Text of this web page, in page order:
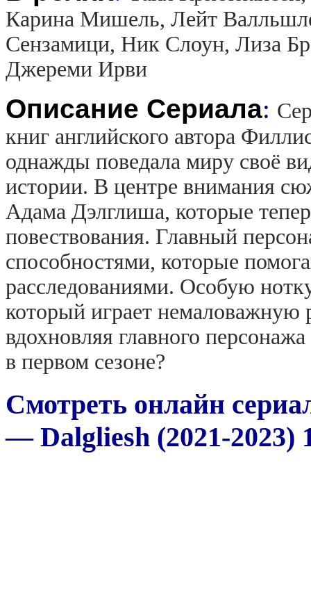
Карина Мишель, Лейт
Сензамици, Ник Слоун, Лиза
Джереми Ирви
Описание Сериала:
книг английского автора
однажды поведала миру своё
истории. В центре внимания
Адама Дэлглиша, которые
повествования. Главный
способностями, которые
расследованиями. Особую
который играет немаловажную
вдохновляя главного
в первом сезоне?
Смотреть онлайн
— Dalgliesh (2021-2023)